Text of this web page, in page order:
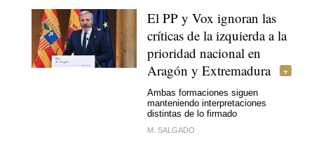
El PP y Vox ignoran las
críticas de la izquierda a la
prioridad nacional en
Aragón y Extremadura
Ambas formaciones siguen
manteniendo interpretaciones
distintas de lo firmado
M. SALGADO